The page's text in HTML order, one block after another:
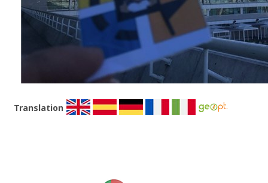
Translation